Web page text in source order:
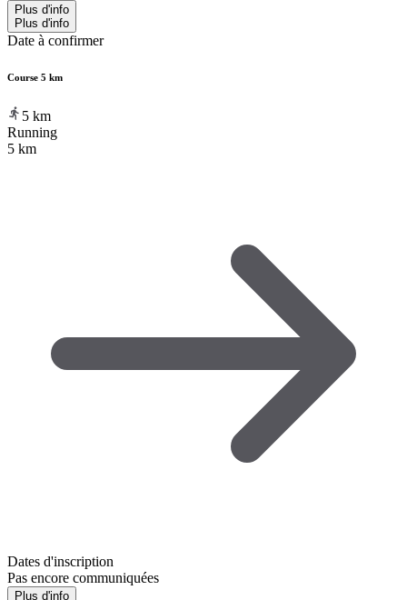
Plus d'info
Plus d'info
Date à confirmer
Course 5 km
5 km
Running
5 km
Dates d'inscription
Pas encore communiquées
Plus d'info